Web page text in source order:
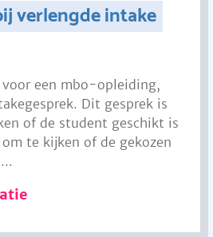
verlengde intake
een mbo-opleiding,
Dit gesprek is
of de student geschikt is
te kijken of de gekozen